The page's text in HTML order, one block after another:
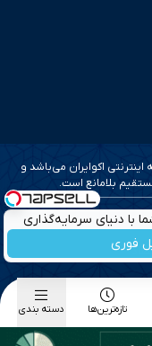
با دنیای سرمایه‌گذاری
فوری
اکوایران می‌باشد و
بلامانع است.
تازه‌ترین‌ها دسته بندی